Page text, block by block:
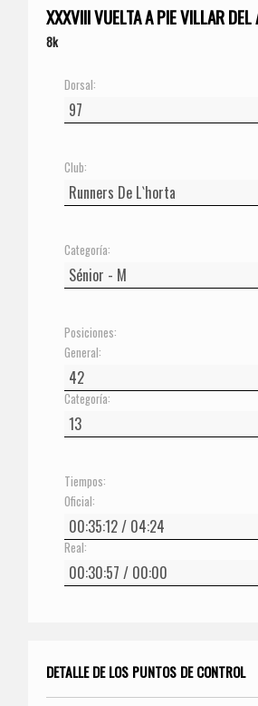
XXXVIII VUELTA A PIE VILLAR
8k
Dorsal:
Club:
Categoría:
Posiciones:
General:
Categoría:
Tiempos:
Oficial:
Real:
DETALLE DE LOS PUNTOS DE CONTROL